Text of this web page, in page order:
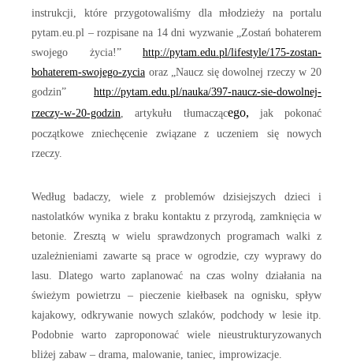
instrukcji, które przygotowaliśmy dla młodzieży na portalu
pytam.eu.pl – rozpisane na 14 dni wyzwanie „Zostań bohaterem
swojego życia!” http://pytam.edu.pl/lifestyle/175-zostan-
bohaterem-swojego-zycia oraz „Naucz się dowolnej rzeczy w 20
godzin” http://pytam.edu.pl/nauka/397-naucz-sie-dowolnej-
rzeczy-w-20-godzin, artykułu tłumaczącego, jak pokonać
początkowe zniechęcenie związane z uczeniem się nowych
rzeczy.
Według badaczy, wiele z problemów dzisiejszych dzieci i
nastolatków wynika z braku kontaktu z przyrodą, zamknięcia w
betonie. Zresztą w wielu sprawdzonych programach walki z
uzależnieniami zawarte są prace w ogrodzie, czy wyprawy do
lasu. Dlatego warto zaplanować na czas wolny działania na
świeżym powietrzu – pieczenie kiełbasek na ognisku, spływ
kajakowy, odkrywanie nowych szlaków, podchody w lesie itp.
Podobnie warto zaproponować wiele nieustrukturyzowanych
bliżej zabaw – drama, malowanie, taniec, improwizacje.